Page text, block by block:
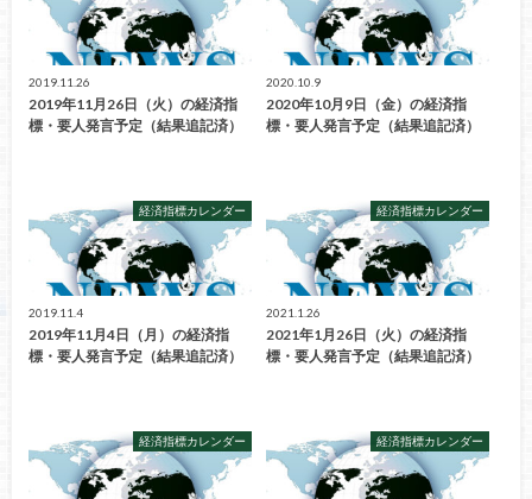
2019.11.26
2019年11月26日（火）の経済指
標・要人発言予定（結果追記済）
2020.10.9
2020年10月9日（金）の経済指
標・要人発言予定（結果追記済）
経済指標カレンダー
2019.11.4
2019年11月4日（月）の経済指
標・要人発言予定（結果追記済）
経済指標カレンダー
2021.1.26
2021年1月26日（火）の経済指
標・要人発言予定（結果追記済）
経済指標カレンダー 経済指標カレンダー